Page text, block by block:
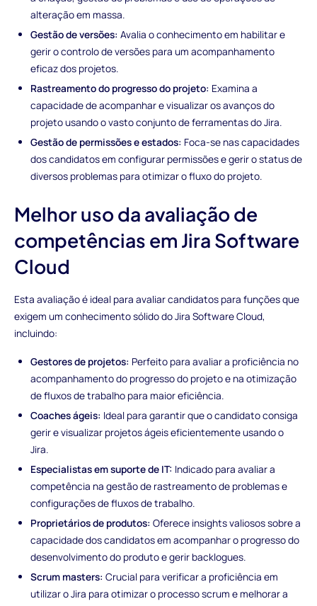
alteração em massa.
Gestão de versões: Avalia o conhecimento em habilitar e
gerir o controlo de versões para um acompanhamento
eficaz dos projetos.
Rastreamento do progresso do projeto: Examina a
capacidade de acompanhar e visualizar os avanços do
projeto usando o vasto conjunto de ferramentas do Jira.
Gestão de permissões e estados: Foca-se nas capacidades
dos candidatos em configurar permissões e gerir o status de
diversos problemas para otimizar o fluxo do projeto.
Melhor uso da avaliação de
competências em Jira Software
Cloud
Esta avaliação é ideal para avaliar candidatos para funções que
exigem um conhecimento sólido do Jira Software Cloud,
incluindo:
Gestores de projetos: Perfeito para avaliar a proficiência no
acompanhamento do progresso do projeto e na otimização
de fluxos de trabalho para maior eficiência.
Coaches ágeis: Ideal para garantir que o candidato consiga
gerir e visualizar projetos ágeis eficientemente usando o
Jira.
Especialistas em suporte de IT: Indicado para avaliar a
competência na gestão de rastreamento de problemas e
configurações de fluxos de trabalho.
Proprietários de produtos: Oferece insights valiosos sobre a
capacidade dos candidatos em acompanhar o progresso do
desenvolvimento do produto e gerir backlogues.
Scrum masters: Crucial para verificar a proficiência em
utilizar o Jira para otimizar o processo scrum e melhorar a